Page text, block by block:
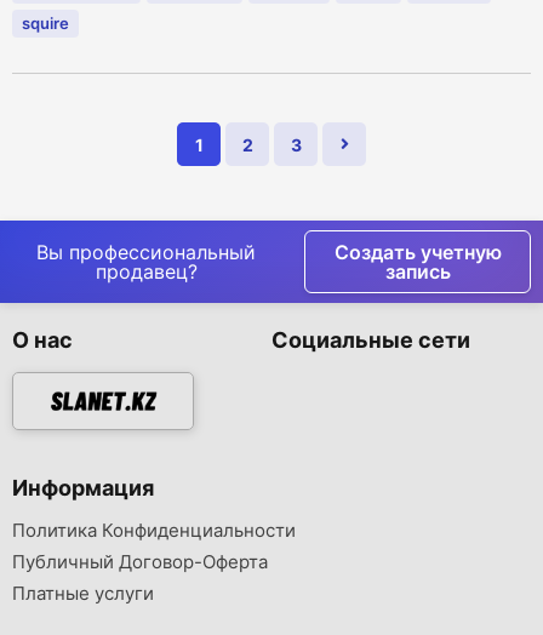
squire
1 2 3
Вы профессиональный
продавец?
Создать учетную
запись
О нас Социальные сети
Информация
Политика Конфиденциальности
Публичный Договор-Оферта
Платные услуги